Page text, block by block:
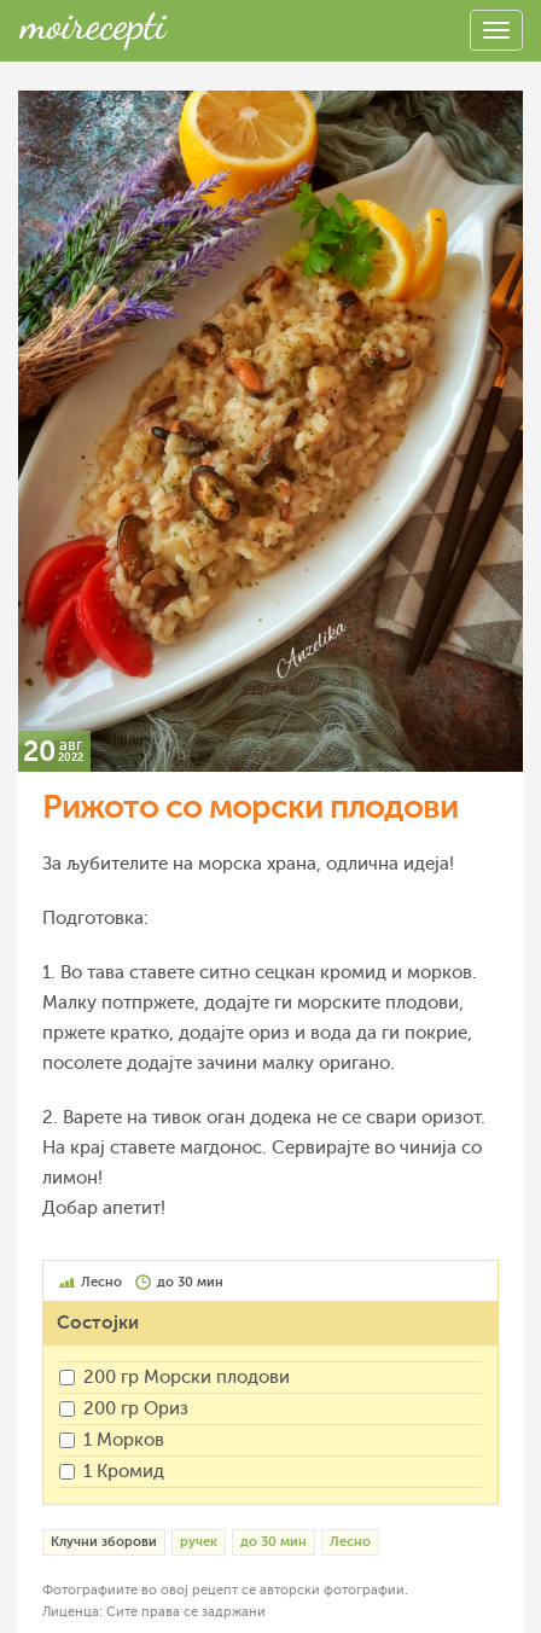
20 авг
2022
Рижото со морски плодови
За љубителите на морска храна, одлична идеја!
Подготовка:
1. Во тава ставете ситно сецкан кромид и морков.
Mалку потпржете, додајте ги морските плодови,
пржете кратко, додајте ориз и вода да ги покрие,
посолете додајте зачини малку оригано.
2. Варете на тивок оган додека не се свари оризот.
На крај ставете магдонос. Сервирајте во чинија со
лимон!
Добар апетит!
Лесно до 30 мин
Состојки
200 гр Морски плодови
200 гр Ориз
1 Морков
1 Кромид
Клучни зборови ручек до 30 мин Лесно
Фотографиите во овој рецепт се авторски фотографии.
Лиценца: Сите права се задржани